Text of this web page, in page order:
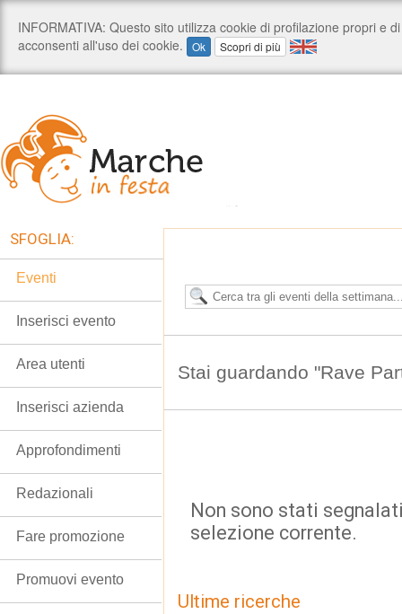
Stai guardando "Rave
Non sono stati
selezione corrente.
Ultime ricerche
SFOGLIA:
Eventi
Inserisci evento
Area utenti
Inserisci azienda
Approfondimenti
Redazionali
Fare promozione
Promuovi evento